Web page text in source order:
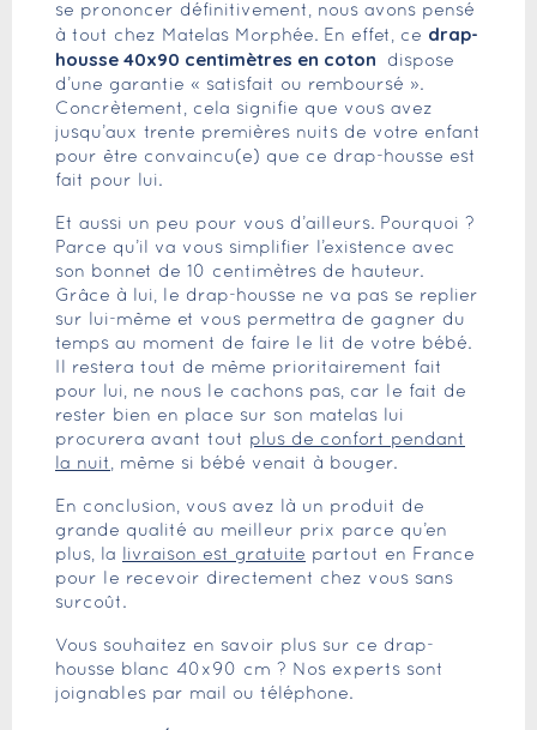
se prononcer définitivement, nous avons pensé
à tout chez Matelas Morphée. En effet, ce drap-
housse 40x90 centimètres en coton
dispose
d’une garantie « satisfait ou remboursé ».
Concrètement, cela signifie que vous avez
jusqu’aux trente premières nuits de votre enfant
pour être convaincu(e) que ce drap-housse est
fait pour lui.
Et aussi un peu pour vous d’ailleurs. Pourquoi ?
Parce qu’il va vous simplifier l’existence avec
son bonnet de 10 centimètres de hauteur.
Grâce à lui, le drap-housse ne va pas se replier
sur lui-même et vous permettra de gagner du
temps au moment de faire le lit de votre bébé.
Il restera tout de même prioritairement fait
pour lui, ne nous le cachons pas, car le fait de
rester bien en place sur son matelas lui
procurera avant tout plus de confort pendant
la nuit
, même si bébé venait à bouger.
En conclusion, vous avez là un produit de
grande qualité au meilleur prix parce qu’en
plus, la
livraison est gratuite partout en France
pour le recevoir directement chez vous sans
surcoût.
Vous souhaitez en savoir plus sur ce drap-
housse blanc 40x90 cm ? Nos experts sont
joignables par mail ou téléphone.